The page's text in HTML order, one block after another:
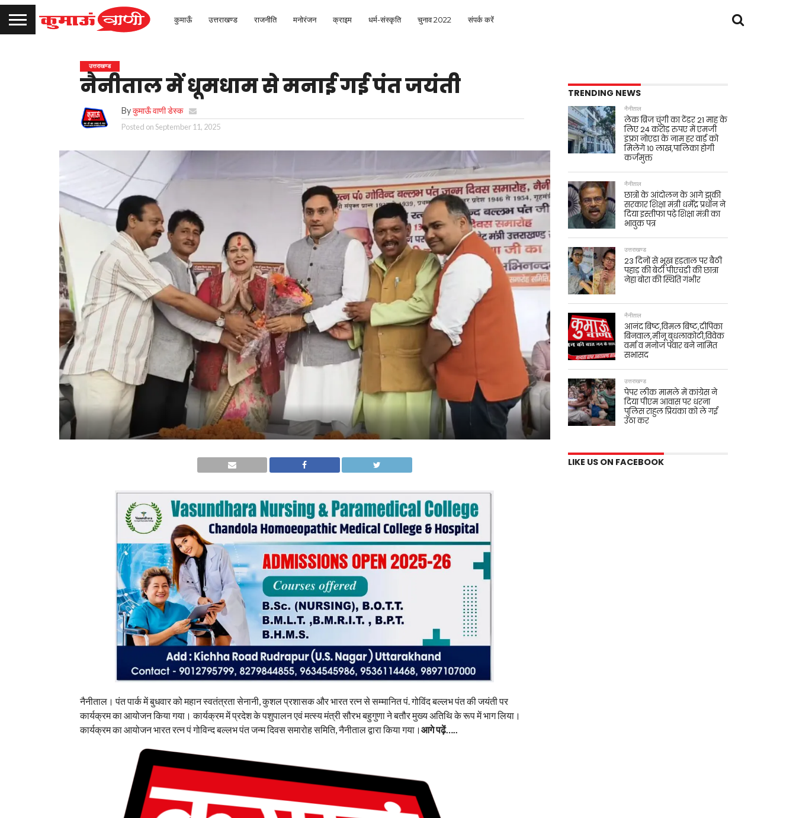
कुमाऊँ उत्तराखण्ड राजनीति मनोरंजन क्राइम धर्म-संस्कृति चुनाव 2022 संपर्क करें
उत्तराखण्ड
नैनीताल में धूमधाम से मनाई गई पंत जयंती
Byकुमाऊँ वाणी डेस्क
Posted onSeptember 11, 2025
नैनीताल। पंत पार्क में बुधवार को महान स्वतंत्रता सेनानी, कुशल प्रशासक और भारत रत्न से सम्मानित पं. गोविंद बल्लभ पंत की जयंती पर
कार्यक्रम का आयोजन किया गया। कार्यक्रम में प्रदेश के पशुपालन एवं मत्स्य मंत्री सौरभ बहुगुणा ने बतौर मुख्य अतिथि के रूप में भाग लिया।
कार्यक्रम का आयोजन भारत रत्न पं गोविन्द बल्लभ पंत जन्म दिवस समारोह समिति, नैनीताल द्वारा किया गया। आगे पढ़ें…..
TRENDING NEWS
नैनीताल
लेक ब्रिज चुंगी का टेंडर 21 माह के
लिए 24 करोड़ रुपए में एमजी
इंफ़्रा नोएडा के नाम हर वार्ड को
मिलेंगे 10 लाख,पालिका होगी
कर्जमुक्त
नैनीताल
छात्रों के आंदोलन के आगे झुकी
सरकार शिक्षा मंत्री धर्मेंद्र प्रधान ने
दिया इस्तीफा पढ़े शिक्षा मंत्री का
भावुक पत्र
उत्तराखण्ड
23 दिनों से भूख हड़ताल पर बैठी
पहाड़ की बेटी पीएचडी की छात्रा
नेहा बोरा की स्थिति गंभीर
नैनीताल
आनंद बिष्ट,विमल बिष्ट,दीपिका
बिनवाल,मीनू बुधलाकोटी,विवेक
वर्मा व मनोज पंवार बने नामित
सभासद
उत्तराखण्ड
पेपर लीक मामले में कांग्रेस ने
दिया पीएम आवास पर धरना
पुलिस राहुल प्रियंका को ले गई
उठा कर
LIKE US ON FACEBOOK